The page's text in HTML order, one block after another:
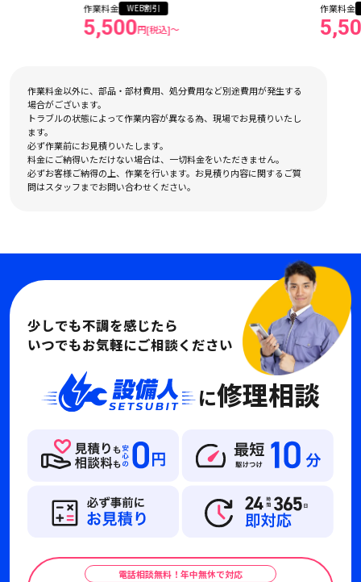
作業料金
WEB割引
5,500円[税込]〜
作業料金
作業料金以外に、部品・部材費用、処分費用など別途費用が発生する
場合がございます。
トラブルの状態によって作業内容が異なる為、現場でお見積りいたし
ます。
必ず作業前にお見積りいたします。
料金にご納得いただけない場合は、一切料金をいただきません。
必ずお客様ご納得の上、作業を行います。お見積り内容に関するご質
問はスタッフまでお問い合わせください。
少しでも不調を感じたら
いつでもお気軽にご相談ください
に修理相談
電話相談無料！年中無休で対応